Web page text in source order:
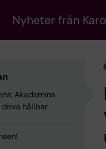
Nyheter från
Akademins
hållbar